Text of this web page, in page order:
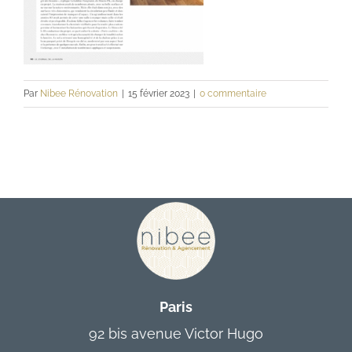
Par Nibee Rénovation | 15 février 2023 | 0 commentaire
Paris
92 bis avenue Victor Hugo